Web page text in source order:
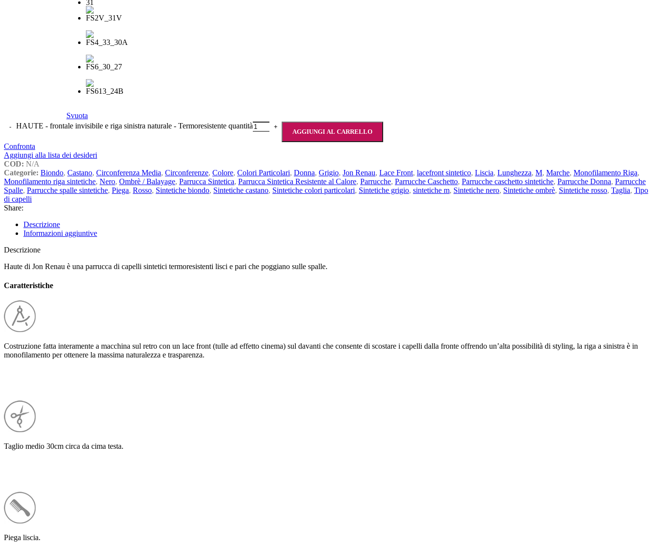
Svuota
HAUTE - frontale invisibile e riga sinistra naturale - Termoresistente quantità
AGGIUNGI AL CARRELLO
Confronta
Aggiungi alla lista dei desideri
COD: N/A
Categorie: Biondo, Castano, Circonferenza Media, Circonferenze, Colore, Colori Particolari, Donna, Grigio, Jon Renau, Lace Front, lacefront sintetico, Liscia, Lunghezza, M, Marche, Monofilamento Riga,
Monofilamento riga sintetiche, Nero, Ombrè / Balayage, Parrucca Sintetica, Parrucca Sintetica Resistente al Calore, Parrucche, Parrucche Caschetto, Parrucche caschetto sintetiche, Parrucche Donna, Parrucche
Spalle, Parrucche spalle sintetiche, Piega, Rosso, Sintetiche biondo, Sintetiche castano, Sintetiche colori particolari, Sintetiche grigio, sintetiche m, Sintetiche nero, Sintetiche ombrè, Sintetiche rosso, Taglia, Tipo
di capelli
Share:
Descrizione
Informazioni aggiuntive
Descrizione
Haute di Jon Renau è una parrucca di capelli sintetici termoresistenti lisci e pari che poggiano sulle spalle.
Caratteristiche
Costruzione fatta interamente a macchina sul retro con un lace front (tulle ad effetto cinema) sul davanti che consente di scostare i capelli dalla fronte offrendo un’alta possibilità di styling, la riga a sinistra è in
monofilamento per ottenere la massima naturalezza e trasparenza.
Taglio medio 30cm circa da cima testa.
Piega liscia.